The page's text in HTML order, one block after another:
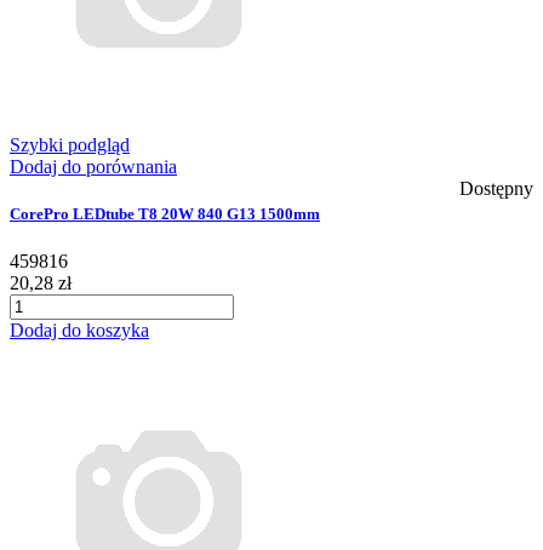
Szybki podgląd
Dodaj do porównania
Dostępny
CorePro LEDtube T8 20W 840 G13 1500mm
459816
20,28 zł
Dodaj do koszyka